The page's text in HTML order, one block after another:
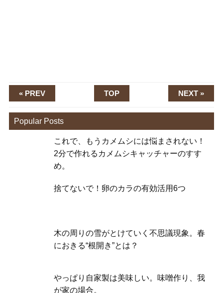
« PREV TOP NEXT »
Popular Posts
これで、もうカメムシには悩まされない！
2分で作れるカメムシキャッチャーのすす
め。
捨てないで！卵のカラの有効活用6つ
木の周りの雪がとけていく不思議現象。春
におきる“根開き”とは？
やっぱり自家製は美味しい。味噌作り、我
が家の場合。